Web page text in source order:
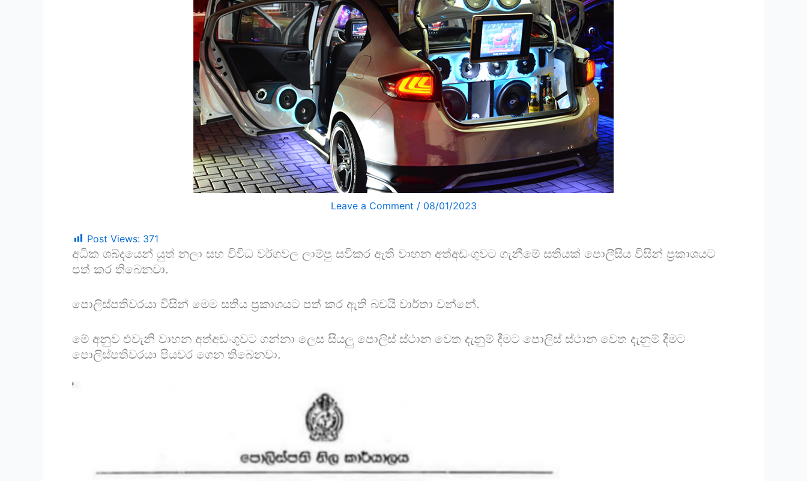
Leave a Comment / 08/01/2023
Post Views: 371
අධික ශබ්දයෙන් යුත් නලා සහ විවිධ වර්ගවල ලාම්පු සවිකර ඇති වාහන අත්අඩංගුවට ගැනීමේ සතියක් පොලීසිය විසින් ප්‍රකාශයට
පත් කර තිබෙනවා.
පොලිස්පතිවරයා විසින් මෙම සතිය ප්‍රකාශයට පත් කර ඇති බවයි වාර්තා වන්නේ.
මේ අනුව එවැනි වාහන අත්අඩංගුවට ගන්නා ලෙස සියලු පොලිස් ස්ථාන වෙත දැනුම් දීමට පොලිස් ස්ථාන වෙත දැනුම් දීමට
පොලිස්පතිවරයා පියවර ගෙන තිබෙනවා.